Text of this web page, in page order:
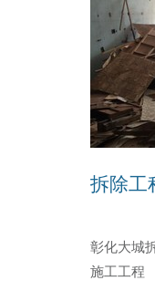
拆除工
彰化大城
施工工程